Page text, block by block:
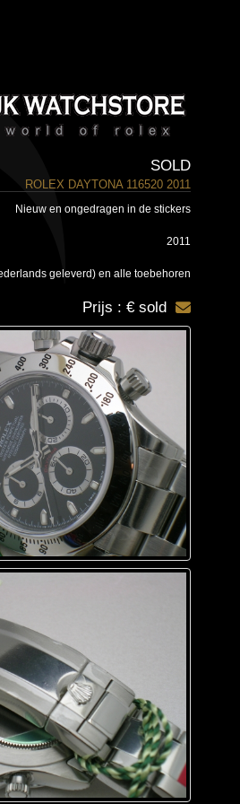
SOLD
ROLEX DAYTONA 116520 2011
Nieuw en ongedragen in de stickers
2011
geleverd) en alle toebehoren
Prijs : € sold